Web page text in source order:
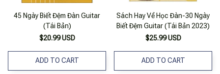
45 Ngày Biết Đệm Đàn Guitar
(Tái Bản)
$20.99 USD
ADD TO CART
Sách Hay Về Học Đàn-30 Ngày
Biết Đệm Guitar (Tái Bản 2023)
$25.99 USD
ADD TO CART